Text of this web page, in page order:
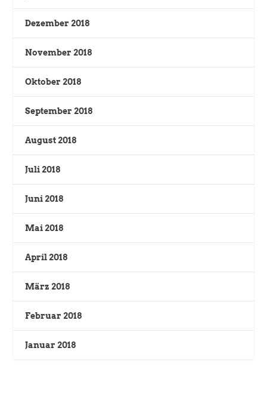
Dezember 2018
November 2018
Oktober 2018
September 2018
August 2018
Juli 2018
Juni 2018
Mai 2018
April 2018
März 2018
Februar 2018
Januar 2018